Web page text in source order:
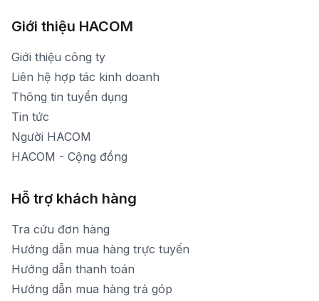
Thời gian mở cửa: Từ 8h30-19h hàng ngày
Xem bản đồ đường đi
1900 1903 (máy lẻ 159) -(028)73000322
1900 1903 (máy lẻ 160)
[email protected]
Thời gian mở cửa: Từ 8h30-20h hàng ngày
Giới thiệu HACOM
Giới thiệu công ty
Liên hệ hợp tác kinh doanh
Thông tin tuyển dụng
Tin tức
Người HACOM
HACOM - Cộng đồng
Hỗ trợ khách hàng
Tra cứu đơn hàng
Hướng dẫn mua hàng trực tuyến
Hướng dẫn thanh toán
Hướng dẫn mua hàng trả góp